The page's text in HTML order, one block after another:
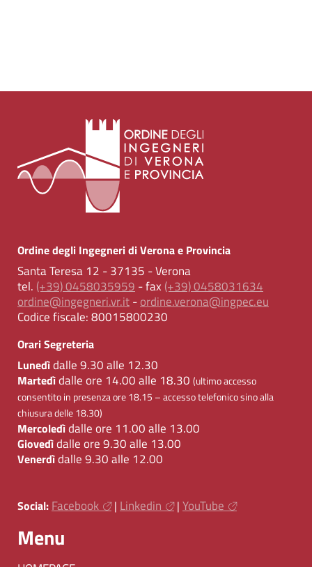
Ordine degli Ingegneri di Verona e Provincia
Santa Teresa 12 - 37135 - Verona
tel. (+39) 0458035959 - fax (+39) 0458031634
ordine@ingegneri.vr.it-ordine.verona@ingpec.eu
Codice fiscale:80015800230
Orari Segreteria
Lunedìdalle 9.30 alle 12.30
Martedìdalle ore 14.00 alle 18.30 (ultimo accesso
consentito in presenza ore 18.15 – accesso telefonico sino alla
chiusura delle 18.30)
Mercoledìdalle ore 11.00 alle 13.00
Giovedìdalle ore 9.30 alle 13.00
Venerdìdalle 9.30 alle 12.00
Social: Facebook | Linkedin | YouTube
Menu